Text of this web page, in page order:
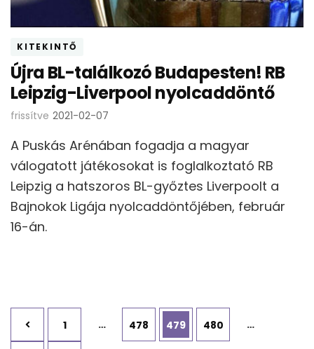
KITEKINTŐ
Újra BL-találkozó Budapesten! RB
Leipzig-Liverpool nyolcaddöntő
frissítve 2021-02-07
A Puskás Arénában fogadja a magyar
válogatott játékosokat is foglalkoztató RB
Leipzig a hatszoros BL-győztes Liverpoolt a
Bajnokok Ligája nyolcaddöntőjében, február
16-án.
Bejegyzések
lapozása
Oldal
1 … Oldal
478 Oldal
479 Oldal
480 …